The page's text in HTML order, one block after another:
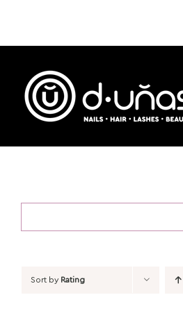
content
Sort by Rating